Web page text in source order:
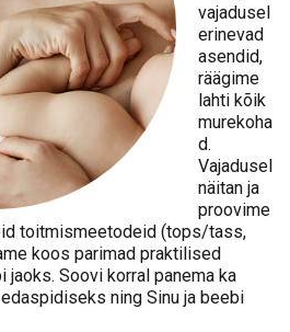
vajadusel
erinevad
asendid,
räägime
lahti kõik
murekoha
d.
Vajadusel
näitan ja
proovime
toitmismeetodeid (tops/tass,
koos parimad praktilised
jaoks. Soovi korral panema ka
ning Sinu ja beebi